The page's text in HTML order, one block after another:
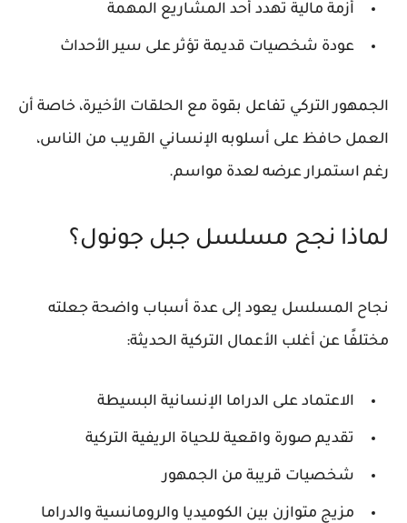
أزمة مالية تهدد أحد المشاريع المهمة
عودة شخصيات قديمة تؤثر على سير الأحداث
الجمهور التركي تفاعل بقوة مع الحلقات الأخيرة، خاصة أن
العمل حافظ على أسلوبه الإنساني القريب من الناس،
رغم استمرار عرضه لعدة مواسم.
لماذا نجح مسلسل جبل جونول؟
نجاح المسلسل يعود إلى عدة أسباب واضحة جعلته
مختلفًا عن أغلب الأعمال التركية الحديثة:
الاعتماد على الدراما الإنسانية البسيطة
تقديم صورة واقعية للحياة الريفية التركية
شخصيات قريبة من الجمهور
مزيج متوازن بين الكوميديا والرومانسية والدراما